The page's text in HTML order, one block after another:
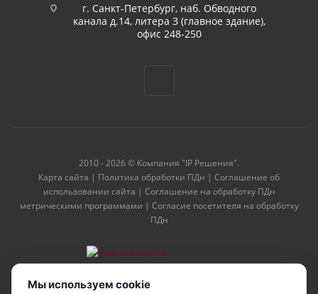
г. Санкт-Петербург, наб. Обводного
канала д.14, литера З (главное здание),
офис 248-250
2010 - 2026 © Компания "IP Решения".
Карта сайта | Политика обработки ПДн | Соглашение об
использовании сайта | Соглашение на обработку ПДн
метрическими программами | Согласие посетителя на обработку
ПДн
Мы используем cookie